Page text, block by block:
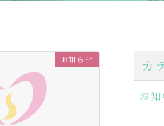
お知らせ カ
お知